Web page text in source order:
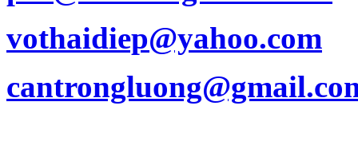
vothaidiep@yahoo.com